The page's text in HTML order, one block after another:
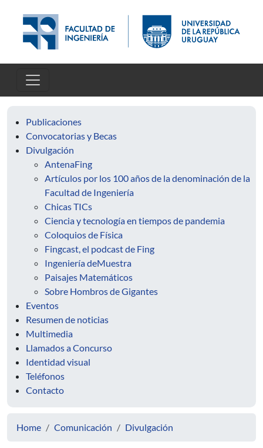
Publicaciones
Convocatorias y Becas
Divulgación
AntenaFing
Artículos por los 100 años de la denominación de la
Facultad de Ingeniería
Chicas TICs
Ciencia y tecnología en tiempos de pandemia
Coloquios de Física
Fingcast, el podcast de Fing
Ingeniería deMuestra
Paisajes Matemáticos
Sobre Hombros de Gigantes
Eventos
Resumen de noticias
Multimedia
Llamados a Concurso
Identidad visual
Teléfonos
Contacto
Home Comunicación Divulgación